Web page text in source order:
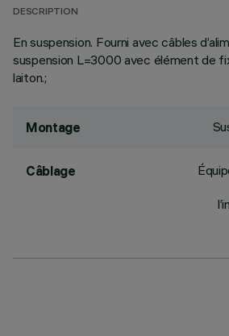
DESCRIPTION
En suspension. Fourni avec câbles
suspension L=3000 avec élément de
laiton.;
Montage
Câblage